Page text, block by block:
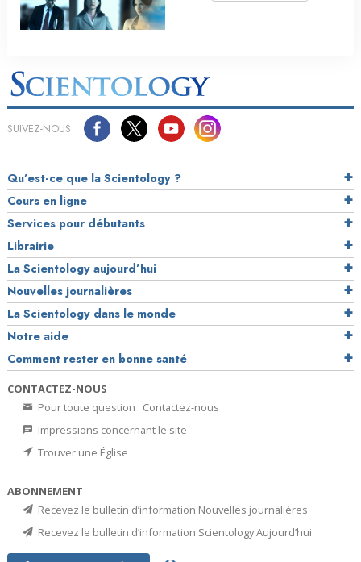
SUIVEZ-NOUS
Qu’est-ce que la Scientology ?
Cours en ligne
Services pour débutants
Librairie
La Scientology aujourd’hui
Nouvelles journalières
La Scientology dans le monde
Notre aide
Comment rester en bonne santé
CONTACTEZ-NOUS
Pour toute question : Contactez-nous
Impressions concernant le site
Trouver une Église
ABONNEMENT
Recevez le bulletin d’information Nouvelles journalières
Recevez le bulletin d’information Scientology Aujourd’hui